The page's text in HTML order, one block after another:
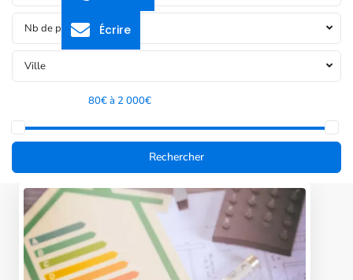
Nb de pièces
Ville
80€ à 2 000€
Écrire